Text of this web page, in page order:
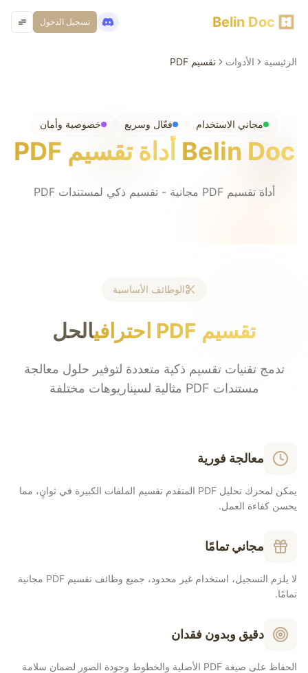
Belin Doc تسجيل الدخول
الرئيسية الأدوات تقسيم PDF
مجاني الاستخدام فعّال وسريع خصوصية وأمان
Belin Doc أداة تقسيم PDF
أداة تقسيم PDF مجانية - تقسيم ذكي لمستندات PDF
الوظائف الأساسية
تقسيم PDF احترافي الحل
تدمج تقنيات تقسيم ذكية متعددة لتوفير حلول معالجة
مستندات PDF مثالية لسيناريوهات مختلفة
معالجة فورية
يمكن لمحرك تحليل PDF المتقدم تقسيم الملفات الكبيرة في ثوانٍ، مما
يحسن كفاءة العمل.
مجاني تمامًا
لا يلزم التسجيل، استخدام غير محدود، جميع وظائف تقسيم PDF مجانية
تمامًا.
دقيق وبدون فقدان
الحفاظ على صيغة PDF الأصلية والخطوط وجودة الصور لضمان سلامة